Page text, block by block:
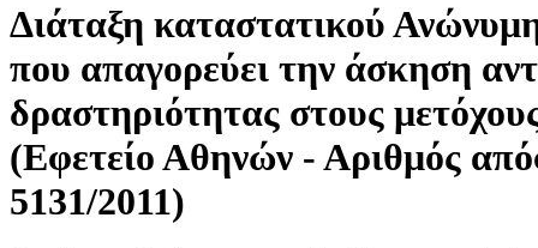
Διάταξη καταστατικού
που απαγορεύει την άσκηση
δραστηριότητας στους
(Εφετείο Αθηνών - Αριθμός
5131/2011)